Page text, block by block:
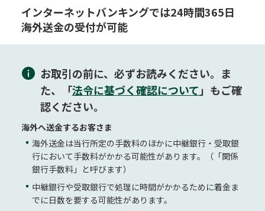
インターネットバンキングでは24時間365日
海外送金の受付が可能
お取引の前に、必ずお読みください。ま
た、「法令に基づく確認について 」もご確
認ください。
海外へ送金するお客さま
海外送金は当行所定の手数料のほかに中継銀行・受取銀
行において手数料がかかる可能性があります。（「関係
銀行手数料」と呼びます）
中継銀行や受取銀行で処理に時間がかかるために着金ま
でに日数を要する可能性があります。